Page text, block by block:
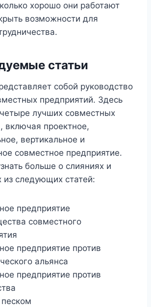
хорошо они работают
возможности для
статьи
собой руководство
предприятий. Здесь
лучших совместных
включая проектное,
вертикальное и
совместное предприятие.
больше о слияниях и
из следующих статей:
предприятие
совместного
предприятие против
альянса
предприятие против